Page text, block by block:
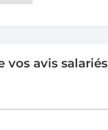
avis salariés